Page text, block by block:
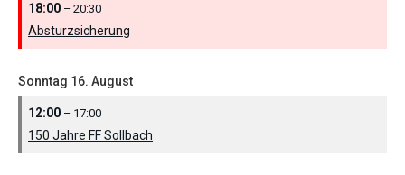
18:00 – 20:30
Absturzsicherung
Sonntag 16. August
12:00 – 17:00
150 Jahre FF Sollbach